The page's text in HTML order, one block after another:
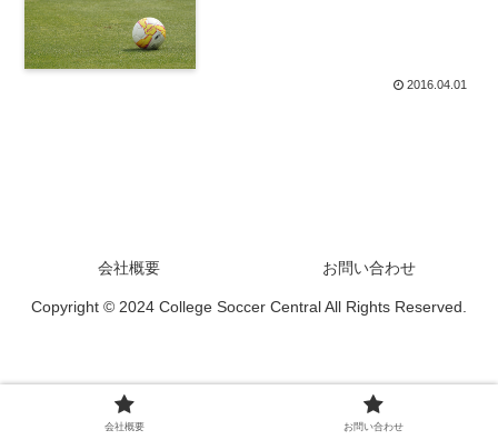
2016.04.01
会社概要 お問い合わせ
Copyright © 2024 College Soccer Central All Rights Reserved.
会社概要 お問い合わせ